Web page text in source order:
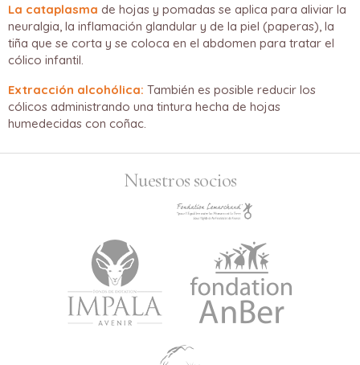
La cataplasma de hojas y pomadas se aplica para aliviar la
neuralgia, la inflamación glandular y de la piel (paperas), la
tiña que se corta y se coloca en el abdomen para tratar el
cólico infantil.
Extracción alcohólica: También es posible reducir los
cólicos administrando una tintura hecha de hojas
humedecidas con coñac.
Nuestros socios